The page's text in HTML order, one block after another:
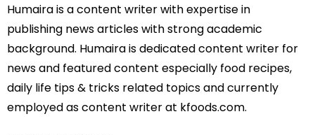
Humaira is a content writer with expertise in
publishing news articles with strong academic
background. Humaira is dedicated content writer for
news and featured content especially food recipes,
daily life tips & tricks related topics and currently
employed as content writer at kfoods.com.